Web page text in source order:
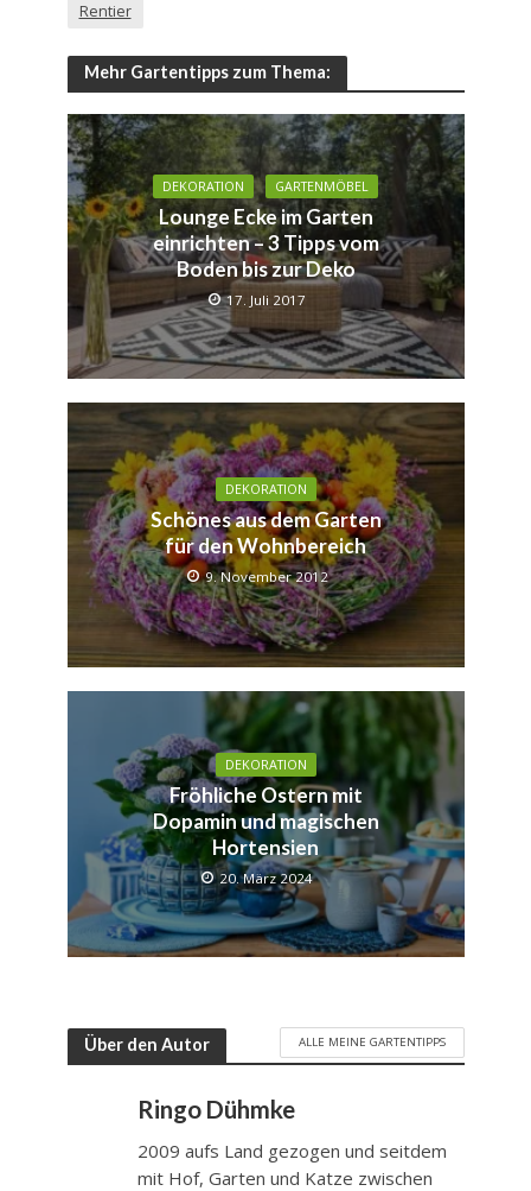
Rentier
Mehr Gartentipps zum Thema:
DEKORATION GARTENMÖBEL
Lounge Ecke im Garten
einrichten – 3 Tipps vom
Boden bis zur Deko
17. Juli 2017
DEKORATION
Schönes aus dem Garten
für den Wohnbereich
9. November 2012
DEKORATION
Fröhliche Ostern mit
Dopamin und magischen
Hortensien
20. März 2024
Über den Autor ALLE MEINE GARTENTIPPS
Ringo Dühmke
2009 aufs Land gezogen und seitdem
mit Hof, Garten und Katze zwischen